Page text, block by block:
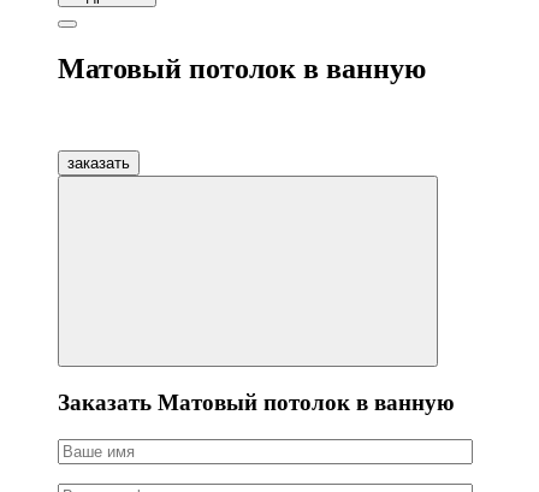
Матовый потолок в ванную
заказать
Заказать Матовый потолок в ванную